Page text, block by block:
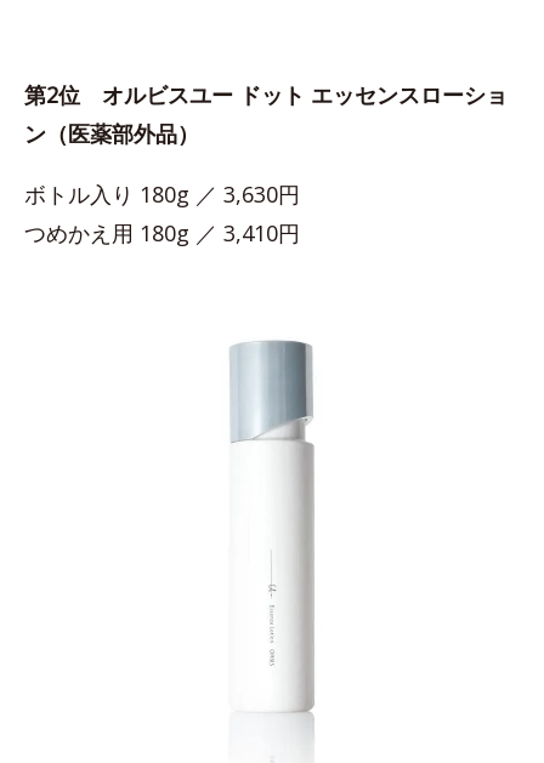
第2位 オルビスユー ドット エッセンスローショ
ン（医薬部外品）
ボトル入り 180g ／ 3,630円
つめかえ用 180g ／ 3,410円